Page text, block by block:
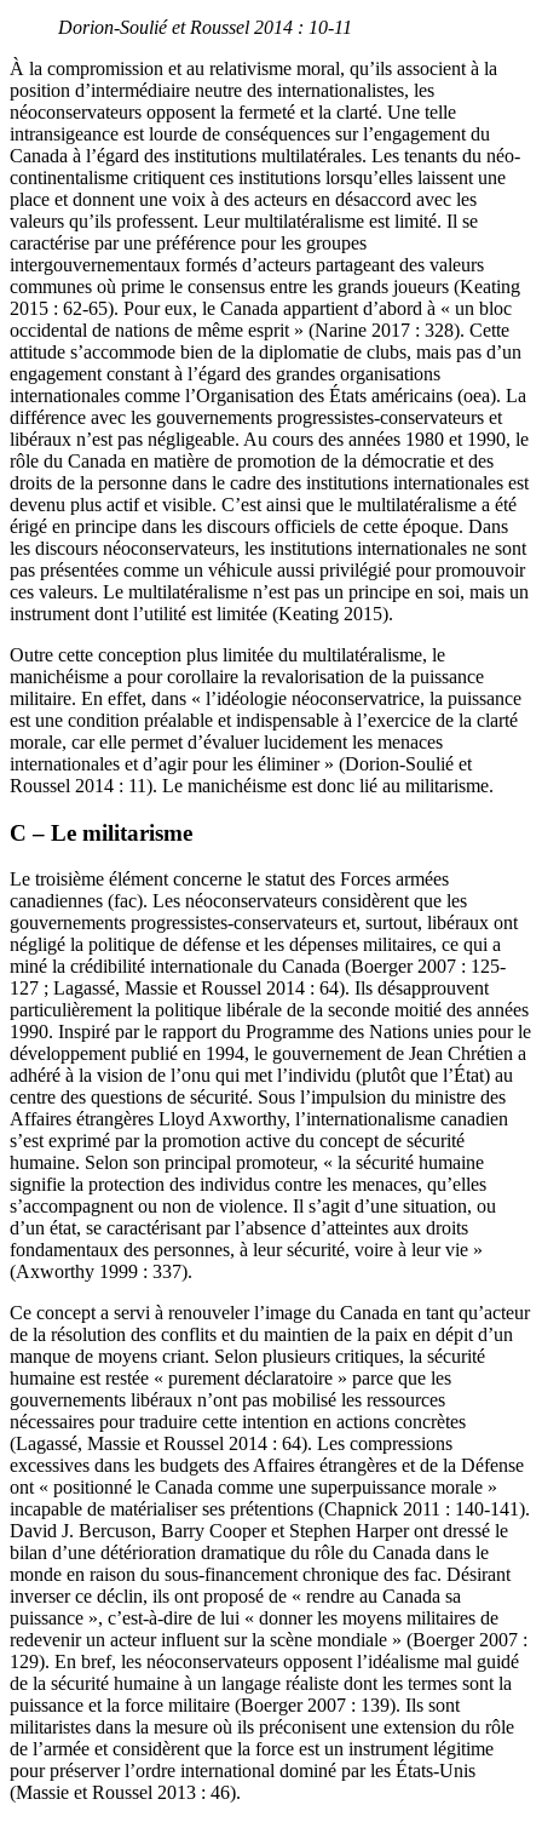
Dorion-Soulié et Roussel 2014 : 10-11
À la compromission et au relativisme moral, qu’ils associent à la
position d’intermédiaire neutre des internationalistes, les
néoconservateurs opposent la fermeté et la clarté. Une telle
intransigeance est lourde de conséquences sur l’engagement du
Canada à l’égard des institutions multilatérales. Les tenants du néo-
continentalisme critiquent ces institutions lorsqu’elles laissent une
place et donnent une voix à des acteurs en désaccord avec les
valeurs qu’ils professent. Leur multilatéralisme est limité. Il se
caractérise par une préférence pour les groupes
intergouvernementaux formés d’acteurs partageant des valeurs
communes où prime le consensus entre les grands joueurs (Keating
2015 : 62-65). Pour eux, le Canada appartient d’abord à « un bloc
occidental de nations de même esprit » (Narine 2017 : 328). Cette
attitude s’accommode bien de la diplomatie de clubs, mais pas d’un
engagement constant à l’égard des grandes organisations
internationales comme l’Organisation des États américains (oea). La
différence avec les gouvernements progressistes-conservateurs et
libéraux n’est pas négligeable. Au cours des années 1980 et 1990, le
rôle du Canada en matière de promotion de la démocratie et des
droits de la personne dans le cadre des institutions internationales est
devenu plus actif et visible. C’est ainsi que le multilatéralisme a été
érigé en principe dans les discours officiels de cette époque. Dans
les discours néoconservateurs, les institutions internationales ne sont
pas présentées comme un véhicule aussi privilégié pour promouvoir
ces valeurs. Le multilatéralisme n’est pas un principe en soi, mais un
instrument dont l’utilité est limitée (Keating 2015).
Outre cette conception plus limitée du multilatéralisme, le
manichéisme a pour corollaire la revalorisation de la puissance
militaire. En effet, dans « l’idéologie néoconservatrice, la puissance
est une condition préalable et indispensable à l’exercice de la clarté
morale, car elle permet d’évaluer lucidement les menaces
internationales et d’agir pour les éliminer » (Dorion-Soulié et
Roussel 2014 : 11). Le manichéisme est donc lié au militarisme.
C – Le militarisme
Le troisième élément concerne le statut des Forces armées
canadiennes (fac). Les néoconservateurs considèrent que les
gouvernements progressistes-conservateurs et, surtout, libéraux ont
négligé la politique de défense et les dépenses militaires, ce qui a
miné la crédibilité internationale du Canada (Boerger 2007 : 125-
127 ; Lagassé, Massie et Roussel 2014 : 64). Ils désapprouvent
particulièrement la politique libérale de la seconde moitié des années
1990. Inspiré par le rapport du Programme des Nations unies pour le
développement publié en 1994, le gouvernement de Jean Chrétien a
adhéré à la vision de l’onu qui met l’individu (plutôt que l’État) au
centre des questions de sécurité. Sous l’impulsion du ministre des
Affaires étrangères Lloyd Axworthy, l’internationalisme canadien
s’est exprimé par la promotion active du concept de sécurité
humaine. Selon son principal promoteur, « la sécurité humaine
signifie la protection des individus contre les menaces, qu’elles
s’accompagnent ou non de violence. Il s’agit d’une situation, ou
d’un état, se caractérisant par l’absence d’atteintes aux droits
fondamentaux des personnes, à leur sécurité, voire à leur vie »
(Axworthy 1999 : 337).
Ce concept a servi à renouveler l’image du Canada en tant qu’acteur
de la résolution des conflits et du maintien de la paix en dépit d’un
manque de moyens criant. Selon plusieurs critiques, la sécurité
humaine est restée « purement déclaratoire » parce que les
gouvernements libéraux n’ont pas mobilisé les ressources
nécessaires pour traduire cette intention en actions concrètes
(Lagassé, Massie et Roussel 2014 : 64). Les compressions
excessives dans les budgets des Affaires étrangères et de la Défense
ont « positionné le Canada comme une superpuissance morale »
incapable de matérialiser ses prétentions (Chapnick 2011 : 140-141).
David J. Bercuson, Barry Cooper et Stephen Harper ont dressé le
bilan d’une détérioration dramatique du rôle du Canada dans le
monde en raison du sous-financement chronique des fac. Désirant
inverser ce déclin, ils ont proposé de « rendre au Canada sa
puissance », c’est-à-dire de lui « donner les moyens militaires de
redevenir un acteur influent sur la scène mondiale » (Boerger 2007 :
129). En bref, les néoconservateurs opposent l’idéalisme mal guidé
de la sécurité humaine à un langage réaliste dont les termes sont la
puissance et la force militaire (Boerger 2007 : 139). Ils sont
militaristes dans la mesure où ils préconisent une extension du rôle
de l’armée et considèrent que la force est un instrument légitime
pour préserver l’ordre international dominé par les États-Unis
(Massie et Roussel 2013 : 46).